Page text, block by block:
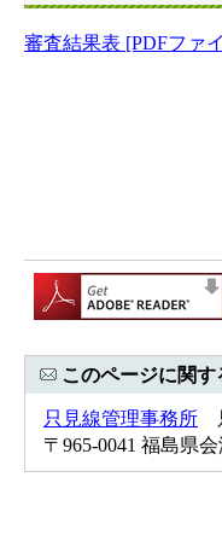
審査結果表 [PDFファ
このページに関
只見線管理事務所
〒965-0041 福島県